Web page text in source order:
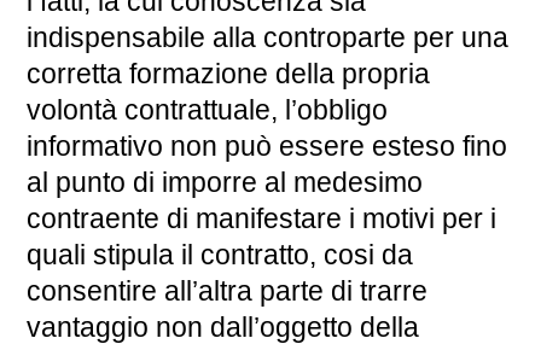
indispensabile alla controparte per una
corretta formazione della propria
volontà contrattuale, l’obbligo
informativo non può essere esteso fino
al punto di imporre al medesimo
contraente di manifestare i motivi per i
quali stipula il contratto, cosi da
consentire all’altra parte di trarre
vantaggio non dall’oggetto della